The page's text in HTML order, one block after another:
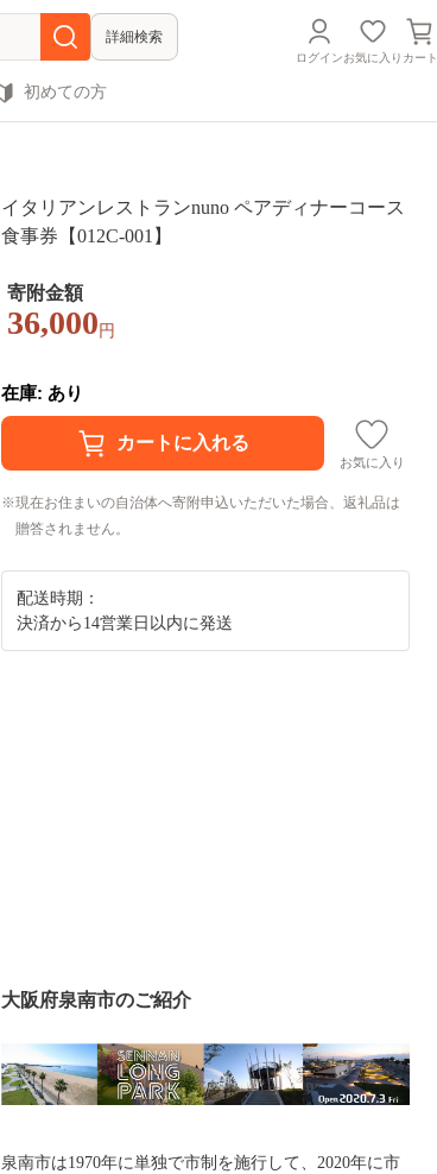
詳細検索
ログインお気に入り カート
初めての方
イタリアンレストランnuno ペアディナーコース
食事券【012C-001】
寄附金額
36,000 円
在庫: あり
お気に入り
現在お住まいの自治体へ寄附申込いただいた場合、返礼品は
贈答されません。
配送時期：
決済から14営業日以内に発送
大阪府泉南市のご紹介
泉南市は1970年に単独で市制を施行して、2020年に市